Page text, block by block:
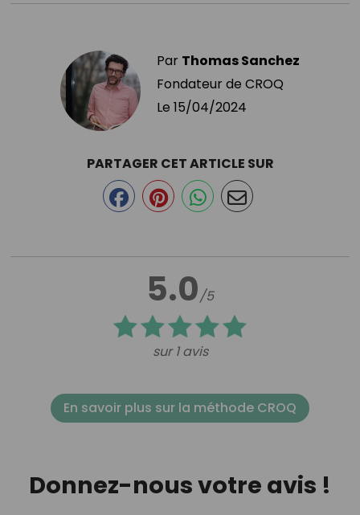
Par Thomas Sanchez
Fondateur de CROQ
Le 15/04/2024
5.0/5
sur 1 avis
PARTAGER CET ARTICLE SUR
En savoir plus sur la méthode CROQ
Donnez-nous votre avis !